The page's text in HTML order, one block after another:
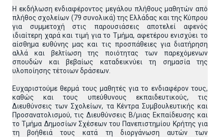
Η εκδήλωση ενδιαφέροντος μεγάλου πλήθους μαθητών από
πλήθος σχολείων (79 συνολικά) της Ελλάδας και της Κύπρου
για συμμετοχή στις παρουσιάσεις αποτελεί αφενός
ιδιαίτερη χαρά και τιμή για το Τμήμα, αφετέρου ενισχύει το
αίσθημα ευθύνης μας και τις προσπάθειες για διατήρηση
αλλά και βελτίωση της ποιότητας των παρεχόμενων
σπουδών και βεβαίως καταδεικνύει τη σημασία της
υλοποίησης τέτοιων δράσεων.
Ευχαριστούμε θερμά τους μαθητές για το ενδιαφέρον τους,
καθώς και τους υπεύθυνους εκπαιδευτικούς, τις
Διευθύνσεις των Σχολείων, τα Κέντρα Συμβουλευτικής και
Προσανατολισμού, τις Διευθύνσεις Β/μιας Εκπαίδευσης και
το Τμήμα Δημοσίων Σχέσεων του Πανεπιστημίου Κρήτης για
τη βοήθειά τους κατά τη διοργάνωση αυτών των